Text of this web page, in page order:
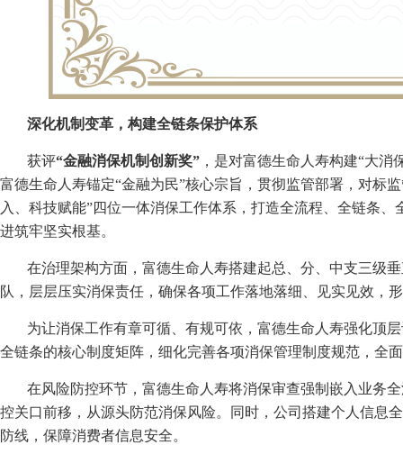
深化机制变革，构建全链条保护体系
获评“金融消保机制创新奖” ，是对富德生命人寿构建“大
富德生命人寿锚定“金融为民”核心宗旨，贯彻监管部署，对标
入、科技赋能”四位一体消保工作体系，打造全流程、全链条
进筑牢坚实根基。
在治理架构方面，富德生命人寿搭建起总、分、中支三级
队，层层压实消保责任，确保各项工作落地落细、见实见效，
为让消保工作有章可循、有规可依，富德生命人寿强化
全链条的核心制度矩阵，细化完善各项消保管理制度规范，全
在风险防控环节，富德生命人寿将消保审查强制嵌入业务
控关口前移，从源头防范消保风险。同时，公司搭建个人信息
防线，保障消费者信息安全。